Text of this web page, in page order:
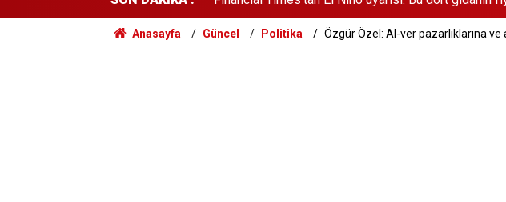
Avcılar sahilinde acı olay: Balık tutarken denize
Anasayfa Güncel Politika Özgür Özel: Al-ver pazarlıklarına